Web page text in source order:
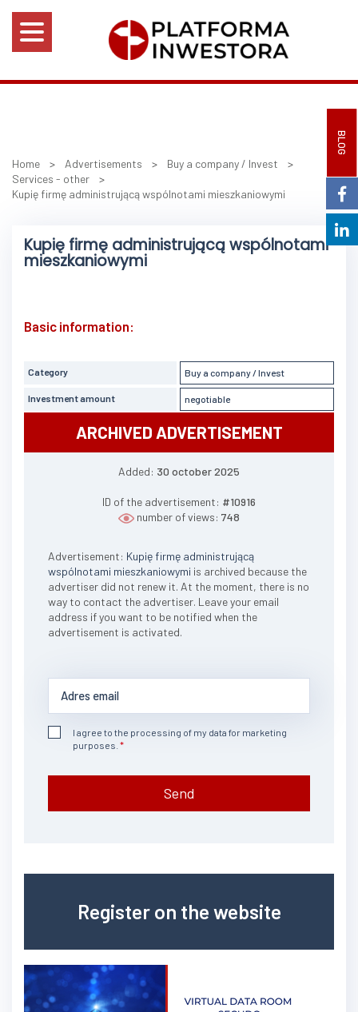
BLOG
Home > Advertisements > Buy a company / Invest >
Services - other >
Kupię firmę administrującą wspólnotami mieszkaniowymi
Kupię firmę administrującą wspólnotami
mieszkaniowymi
Basic information:
Category Buy a company / Invest
Investment amount negotiable
ARCHIVED ADVERTISEMENT
Added: 30 october 2025
ID of the advertisement: #10916
number of views: 748
Advertisement: Kupię firmę administrującą
wspólnotami mieszkaniowymi is archived because the
advertiser did not renew it. At the moment, there is no
way to contact the advertiser. Leave your email
address if you want to be notified when the
advertisement is activated.
I agree to the processing of my data for marketing
purposes.
Send
Register on the website